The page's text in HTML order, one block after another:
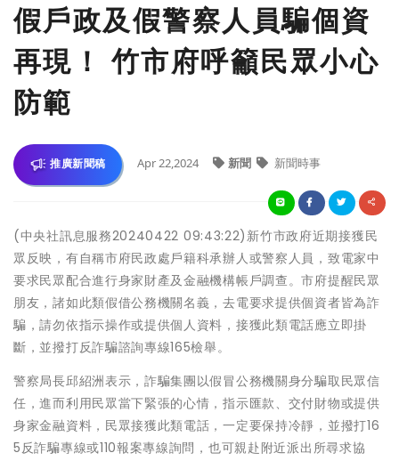
假戶政及假警察人員騙個資
再現！ 竹市府呼籲民眾小心
防範
推廣新聞稿 Apr 22,2024 新聞 新聞時事
(中央社訊息服務20240422 09:43:22)新竹市政府近期接獲民
眾反映，有自稱市府民政處戶籍科承辦人或警察人員，致電家中
要求民眾配合進行身家財產及金融機構帳戶調查。市府提醒民眾
朋友，諸如此類假借公務機關名義，去電要求提供個資者皆為詐
騙，請勿依指示操作或提供個人資料，接獲此類電話應立即掛
斷，並撥打反詐騙諮詢專線165檢舉。
警察局長邱紹洲表示，詐騙集團以假冒公務機關身分騙取民眾信
任，進而利用民眾當下緊張的心情，指示匯款、交付財物或提供
身家金融資料，民眾接獲此類電話，一定要保持冷靜，並撥打16
5反詐騙專線或110報案專線詢問，也可親赴附近派出所尋求協